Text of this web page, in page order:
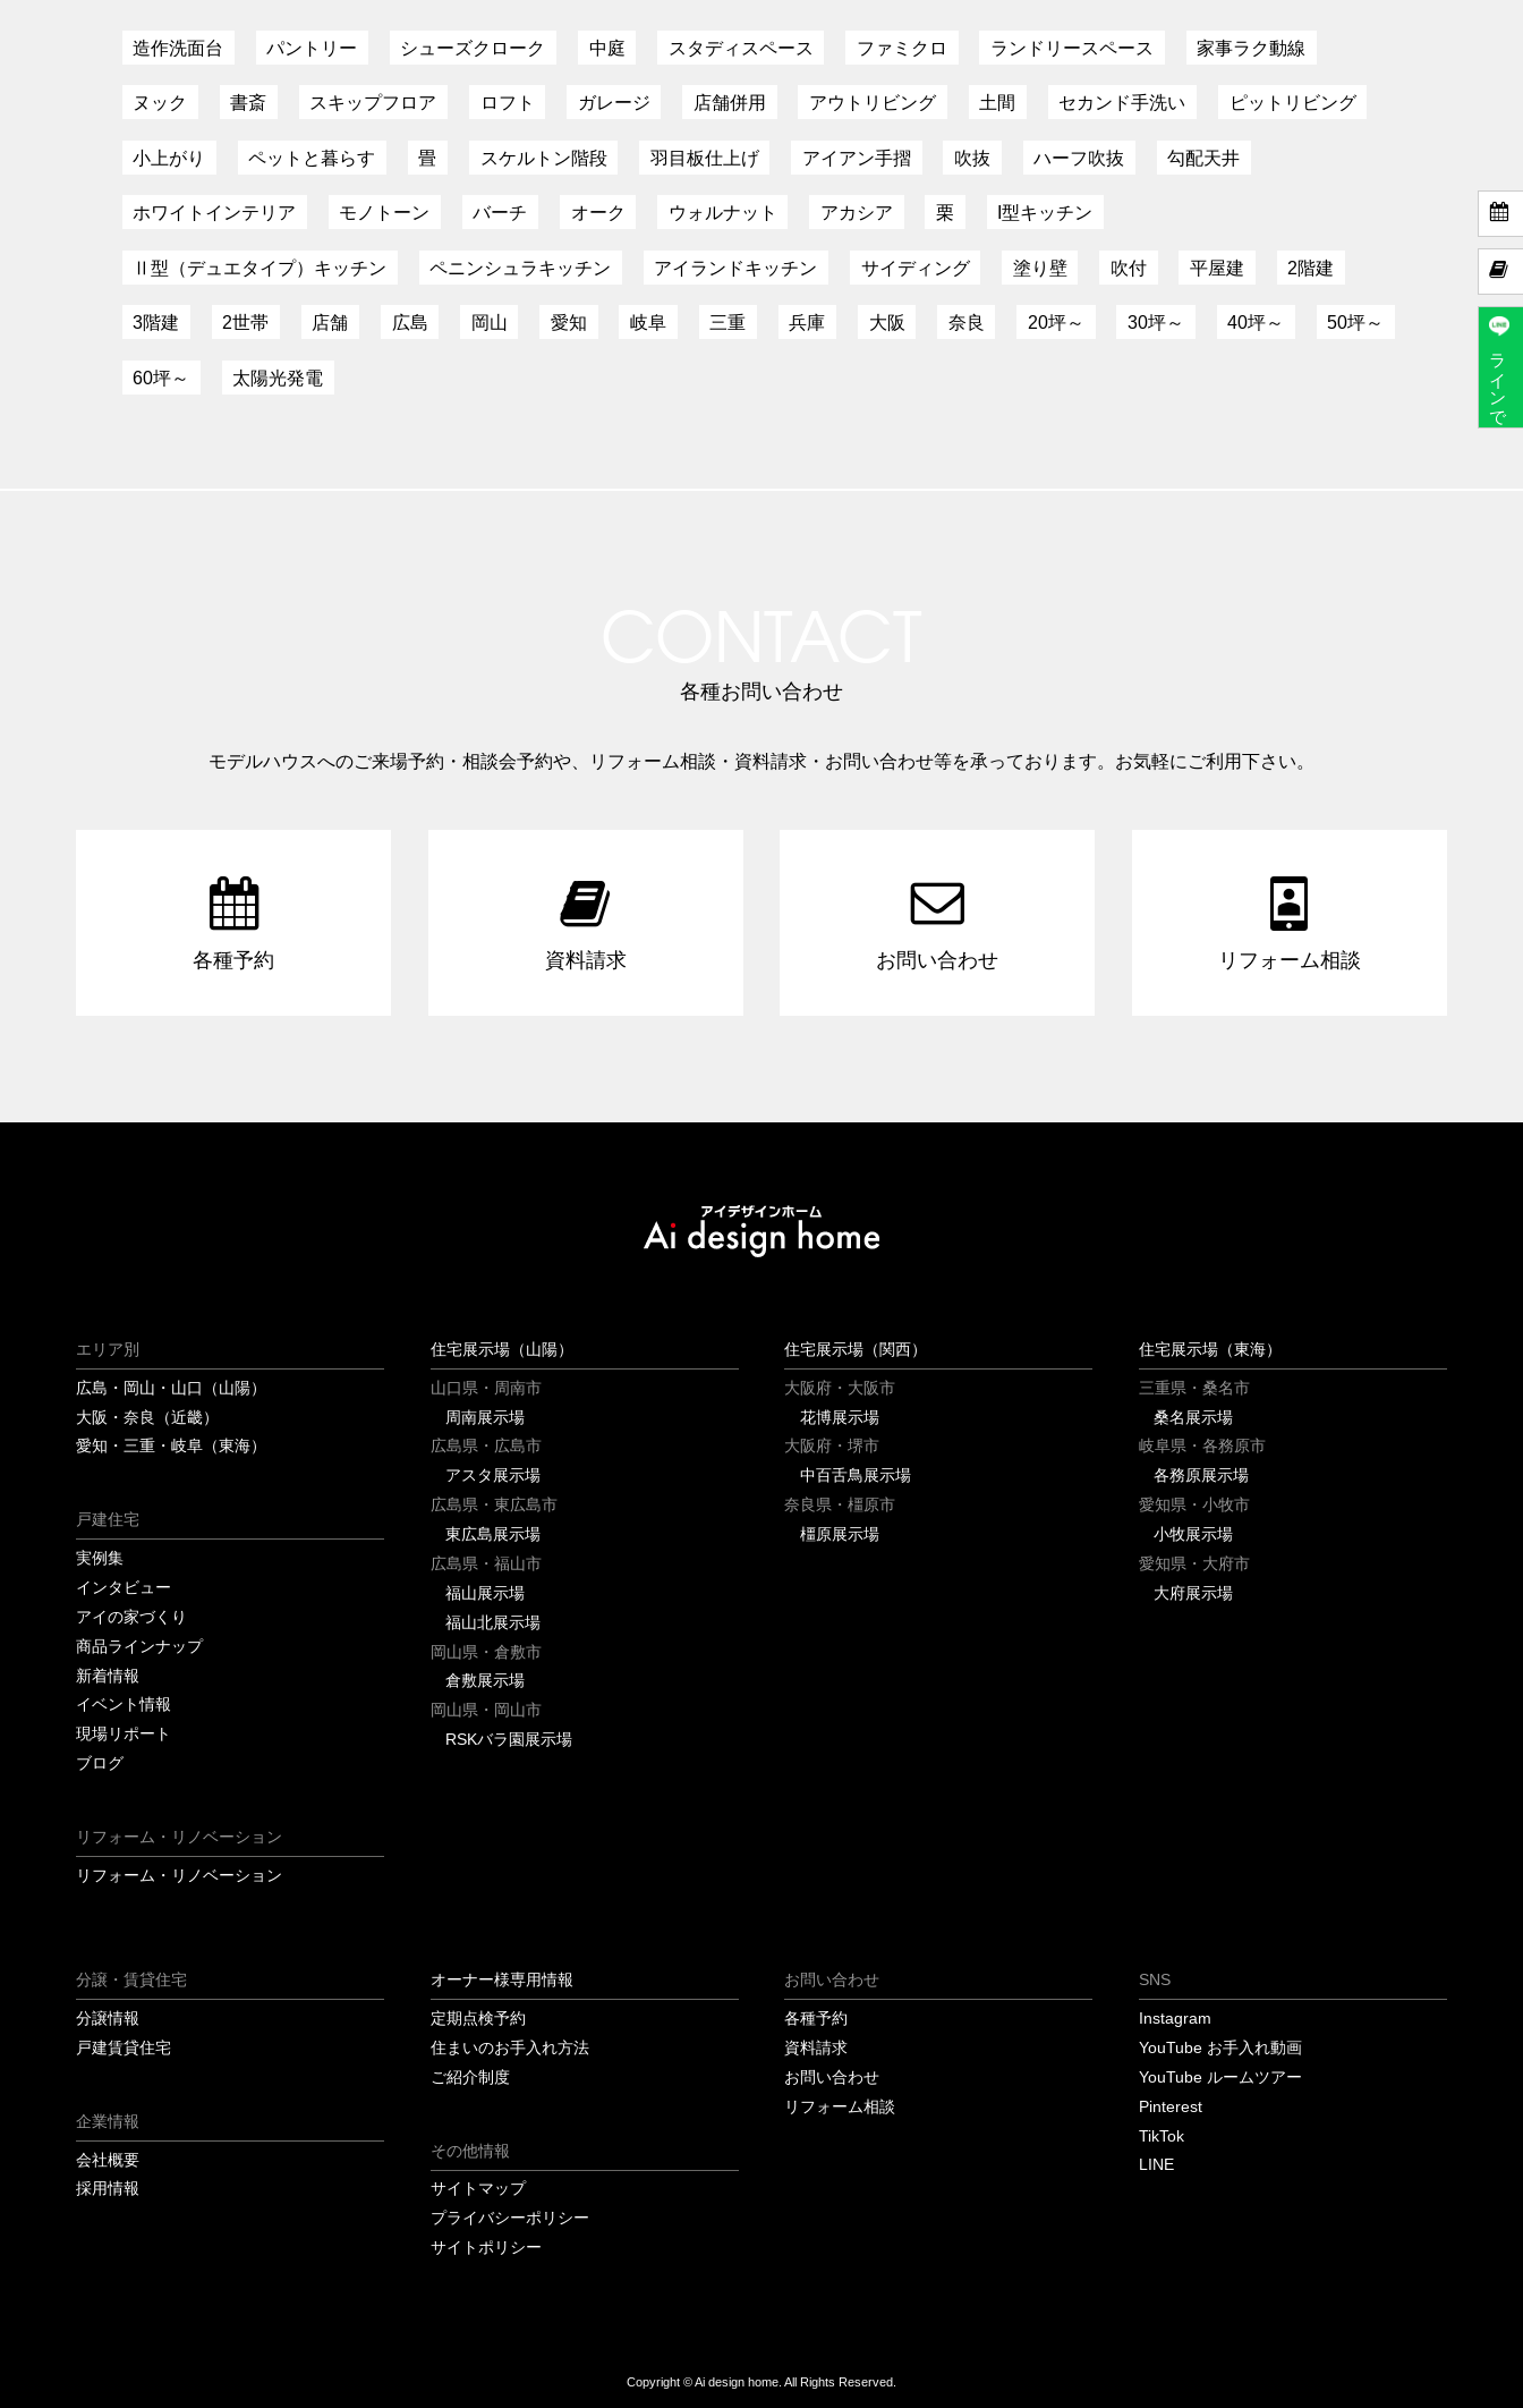


ラインで予約
造作洗面台 パントリー シューズクローク 中庭 スタディスペース ファミクロ ランドリースペース 家事ラク動線
ヌック 書斎 スキップフロア ロフト ガレージ 店舗併用 アウトリビング 土間 セカンド手洗い ピットリビング
小上がり ペットと暮らす 畳 スケルトン階段 羽目板仕上げ アイアン手摺 吹抜 ハーフ吹抜 勾配天井
ホワイトインテリア モノトーン バーチ オーク ウォルナット アカシア 栗 I型キッチン
Ⅱ型（デュエタイプ）キッチン ペニンシュラキッチン アイランドキッチン サイディング 塗り壁 吹付 平屋建 2階建
3階建 2世帯 店舗 広島 岡山 愛知 岐阜 三重 兵庫 大阪 奈良 20坪～ 30坪～ 40坪～ 50坪～
60坪～ 太陽光発電
各種お問い合わせ
モデルハウスへのご来場予約・相談会予約や、リフォーム相談・資料請求・お問い合わせ等を承っております。お気軽にご利用下さい。

各種予約

資料請求

お問い合わせ

リフォーム相談
エリア別
広島・岡山・山口（山陽）
大阪・奈良（近畿）
愛知・三重・岐阜（東海）
戸建住宅
実例集
インタビュー
アイの家づくり
商品ラインナップ
新着情報
イベント情報
現場リポート
ブログ
リフォーム・リノベーション
リフォーム・リノベーション
住宅展示場（山陽）
山口県・周南市
周南展示場
広島県・広島市
アスタ展示場
広島県・東広島市
東広島展示場
広島県・福山市
福山展示場
福山北展示場
岡山県・倉敷市
倉敷展示場
岡山県・岡山市
RSKバラ園展示場
住宅展示場（関西）
大阪府・大阪市
花博展示場
大阪府・堺市
中百舌鳥展示場
奈良県・橿原市
橿原展示場
住宅展示場（東海）
三重県・桑名市
桑名展示場
岐阜県・各務原市
各務原展示場
愛知県・小牧市
小牧展示場
愛知県・大府市
大府展示場
分譲・賃貸住宅
分譲情報
戸建賃貸住宅
企業情報
会社概要
採用情報
オーナー様専用情報
定期点検予約
住まいのお手入れ方法
ご紹介制度
その他情報
サイトマップ
プライバシーポリシー
サイトポリシー
お問い合わせ
各種予約
資料請求
お問い合わせ
リフォーム相談
SNS
Instagram
YouTube お手入れ動画
YouTube ルームツアー
Pinterest
TikTok
LINE
Copyright © Ai design home. All Rights Reserved.